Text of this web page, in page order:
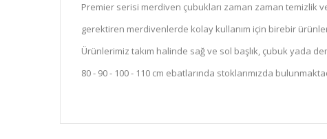
Premier serisi merdiven çubukları zaman zaman temizlik
gerektiren merdivenlerde kolay kullanım için birebir
Ürünlerimiz takım halinde sağ ve sol başlık, çubuk yada
80 - 90 - 100 - 110 cm ebatlarında stoklarımızda